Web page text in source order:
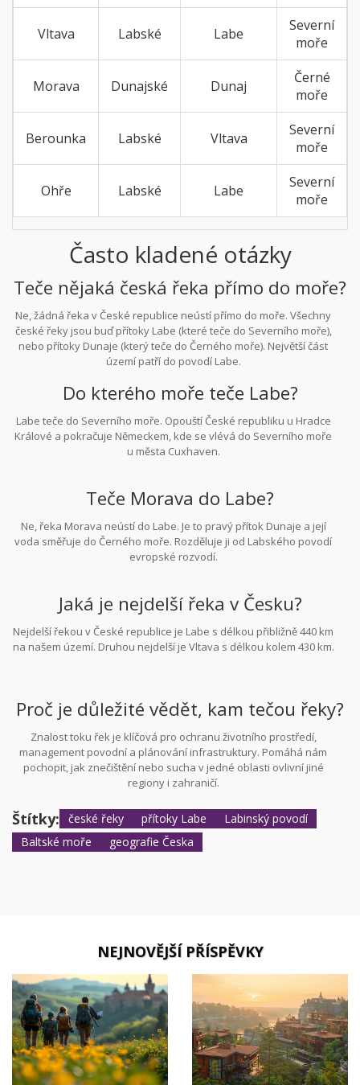
Vltava Labské Labe
Severní
moře
Morava Dunajské Dunaj
Černé
moře
Berounka Labské Vltava
Severní
moře
Ohře Labské Labe
Severní
moře
Často kladené otázky
Teče nějaká česká řeka přímo do moře?
Ne, žádná řeka v České republice neústí přímo do moře. Všechny
české řeky jsou buď přítoky Labe (které teče do Severního moře),
nebo přítoky Dunaje (který teče do Černého moře). Největší část
území patří do povodí Labe.
Do kterého moře teče Labe?
Labe teče do Severního moře. Opouští České republiku u Hradce
Králové a pokračuje Německem, kde se vlévá do Severního moře
u města Cuxhaven.
Teče Morava do Labe?
Ne, řeka Morava neústí do Labe. Je to pravý přítok Dunaje a její
voda směřuje do Černého moře. Rozděluje ji od Labského povodí
evropské rozvodí.
Jaká je nejdelší řeka v Česku?
Nejdelší řekou v České republice je Labe s délkou přibližně 440 km
na našem území. Druhou nejdelší je Vltava s délkou kolem 430 km.
Proč je důležité vědět, kam tečou řeky?
Znalost toku řek je klíčová pro ochranu životního prostředí,
management povodní a plánování infrastruktury. Pomáhá nám
pochopit, jak znečištění nebo sucha v jedné oblasti ovlivní jiné
regiony i zahraničí.
Štítky: české řeky přítoky Labe
Labinský povodí
Baltské moře
geografie Česka
NEJNOVĚJŠÍ PŘÍSPĚVKY